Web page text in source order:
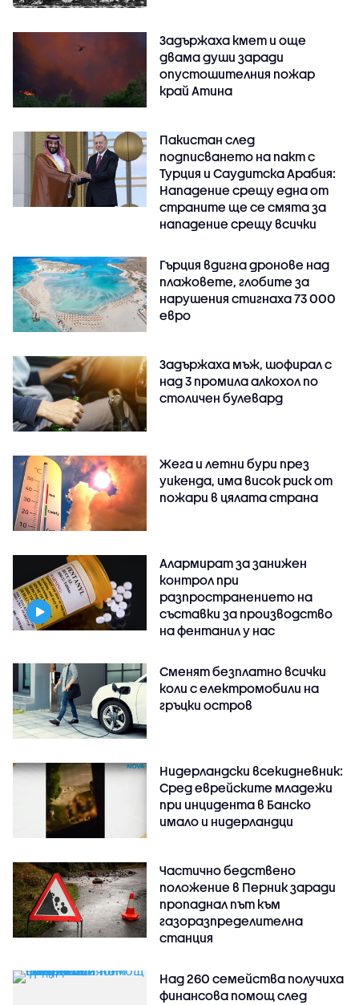
Задържаха кмет и още
двама души заради
опустошителния пожар
край Атина
Пакистан след
подписването на пакт с
Турция и Саудитска Арабия:
Нападение срещу една от
страните ще се смята за
нападение срещу всички
Гърция вдигна дронове над
плажовете, глобите за
нарушения стигнаха 73 000
евро
Задържаха мъж, шофирал с
над 3 промила алкохол по
столичен булевард
Жега и летни бури през
уикенда, има висок риск от
пожари в цялата страна
Алармират за занижен
контрол при
разпространението на
съставки за производство
на фентанил у нас
Сменят безплатно всички
коли с електромобили на
гръцки остров
Нидерландски всекидневник:
Сред еврейските младежи
при инцидента в Банско
имало и нидерландци
Частично бедствено
положение в Перник заради
пропаднал път към
газоразпределителна
станция
Над 260 семейства получиха
финансова помощ след